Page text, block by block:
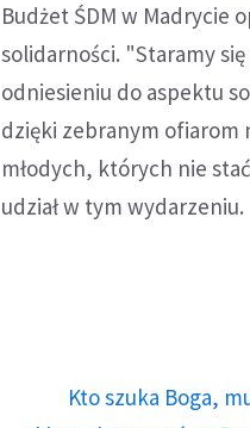
Budżet ŚDM w Madrycie
solidarności. "Staramy
odniesieniu do aspektu
dzięki zebranym ofiarom
młodych, których nie
udział w tym wydarzeniu.
Kto szuka Boga,